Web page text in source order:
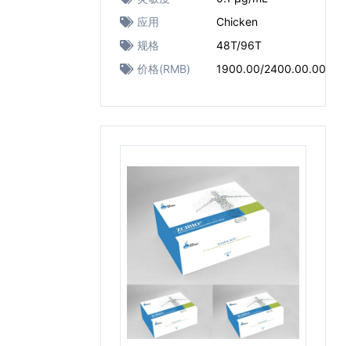
应用
Chicken
规格
48T/96T
价格(RMB)
1900.00/2400.00.00